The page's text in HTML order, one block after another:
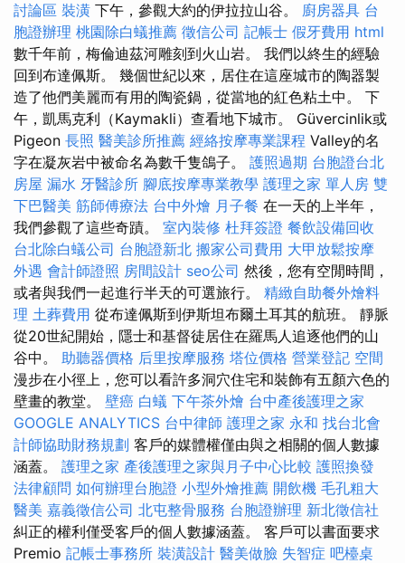
討論區 裝潢 下午，參觀大約的伊拉拉山谷。 廚房器具 台
胞證辦理 桃園除白蟻推薦 徵信公司 記帳士 假牙費用 html
數千年前，梅倫迪茲河雕刻到火山岩。 我們以終生的經驗
回到布達佩斯。 幾個世紀以來，居住在這座城市的陶器製
造了他們美麗而有用的陶瓷鍋，從當地的紅色粘土中。 下
午，凱馬克利（Kaymakli）查看地下城市。 Güvercinlik或
Pigeon 長照 醫美診所推薦 經絡按摩專業課程 Valley的名
字在凝灰岩中被命名為數千隻鴿子。 護照過期 台胞證台北
房屋 漏水 牙醫診所 腳底按摩專業教學 護理之家 單人房 雙
下巴醫美 筋師傅療法 台中外燴 月子餐 在一天的上半年，
我們參觀了這些奇蹟。 室內裝修 杜拜簽證 餐飲設備回收
台北除白蟻公司 台胞證新北 搬家公司費用 大甲放鬆按摩
外遇 會計師證照 房間設計 seo公司 然後，您有空閒時間，
或者與我們一起進行半天的可選旅行。 精緻自助餐外燴料
理 土葬費用 從布達佩斯到伊斯坦布爾土耳其的航班。 靜脈
從20世紀開始，隱士和基督徒居住在羅馬人追逐他們的山
谷中。 助聽器價格 后里按摩服務 塔位價格 營業登記 空間
漫步在小徑上，您可以看許多洞穴住宅和裝飾有五顏六色的
壁畫的教堂。 壁癌 白蟻 下午茶外燴 台中產後護理之家
GOOGLE ANALYTICS 台中律師 護理之家 永和 找台北會
計師協助財務規劃 客戶的媒體權僅由與之相關的個人數據
涵蓋。 護理之家 產後護理之家與月子中心比較 護照換發
法律顧問 如何辦理台胞證 小型外燴推薦 開飲機 毛孔粗大
醫美 嘉義徵信公司 北屯整骨服務 台胞證辦理 新北徵信社
糾正的權利僅受客戶的個人數據涵蓋。 客戶可以書面要求
Premio 記帳士事務所 裝潢設計 醫美做臉 失智症 吧檯桌